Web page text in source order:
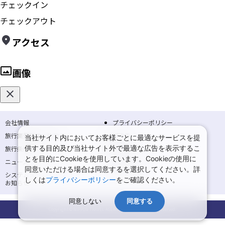
チェックイン
チェックアウト
アクセス
画像
会社情報
プライバシーポリシー
旅行業登録票・約款
規約集
旅行条件書
商標について
ニュースリリース
採用情報
システムメンテナンスの
お知らせ
サイトマップ
Copyright © NIPPON TRAVEL AGENCY Co.,LTD. All rights reserved.
当社サイト内においてお客様ごとに最適なサービスを提
供する目的及び当社サイト外で最適な広告を表示するこ
とを目的にCookieを使用しています。Cookieの使用に
同意いただける場合は同意するを選択してください。詳
しくはプライバシーポリシーをご確認ください。
同意しない 同意する